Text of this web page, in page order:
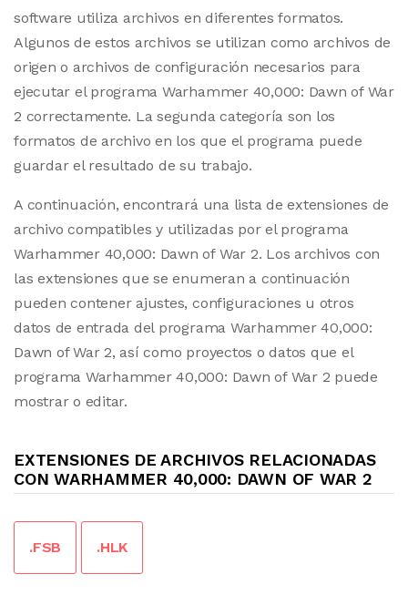
software utiliza archivos en diferentes formatos.
Algunos de estos archivos se utilizan como archivos de
origen o archivos de configuración necesarios para
ejecutar el programa Warhammer 40,000: Dawn of War
2 correctamente. La segunda categoría son los
formatos de archivo en los que el programa puede
guardar el resultado de su trabajo.
A continuación, encontrará una lista de extensiones de
archivo compatibles y utilizadas por el programa
Warhammer 40,000: Dawn of War 2. Los archivos con
las extensiones que se enumeran a continuación
pueden contener ajustes, configuraciones u otros
datos de entrada del programa Warhammer 40,000:
Dawn of War 2, así como proyectos o datos que el
programa Warhammer 40,000: Dawn of War 2 puede
mostrar o editar.
EXTENSIONES DE ARCHIVOS RELACIONADAS
CON WARHAMMER 40,000: DAWN OF WAR 2
.FSB .HLK